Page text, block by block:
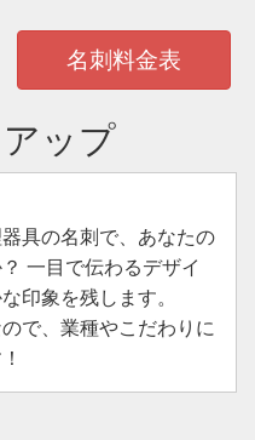
名刺料金表
ップ
具の名刺で、あなたの
一目で伝わるデザイ
印象を残します。
で、業種やこだわりに